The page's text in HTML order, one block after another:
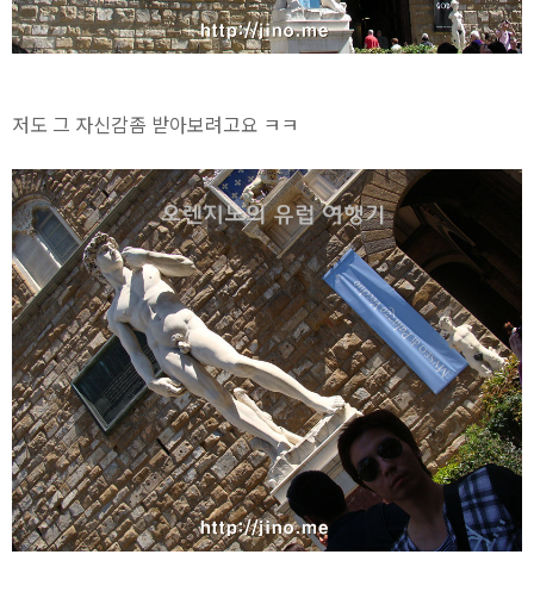
저도 그 자신감좀 받아보려고요 ㅋㅋ